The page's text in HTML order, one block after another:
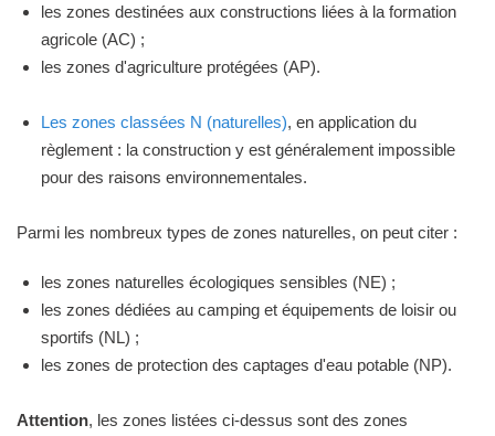
les zones destinées aux constructions liées à la formation
agricole (AC) ;
les zones d'agriculture protégées (AP).
Les zones classées N (naturelles), en application du
règlement : la construction y est généralement impossible
pour des raisons environnementales.
Parmi les nombreux types de zones naturelles, on peut citer :
les zones naturelles écologiques sensibles (NE) ;
les zones dédiées au camping et équipements de loisir ou
sportifs (NL) ;
les zones de protection des captages d'eau potable (NP).
Attention, les zones listées ci-dessus sont des zones